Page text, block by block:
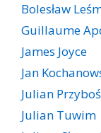
Bolesław
Guillaume
James Joyce
Jan
Julian Przyboś
Julian Tuwim